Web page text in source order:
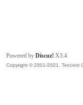
Powered byDiscuz! X3.4
Copyright © 2001-2021, Tencent